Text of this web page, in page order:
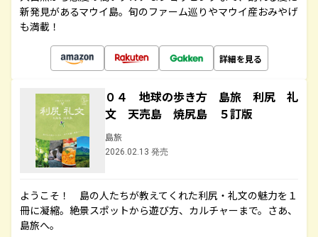
新発見があるマウイ島。旬のファーム巡りやマウイ産おみやげ
も満載！
詳細を見る
０４ 地球の歩き方 島旅 利尻 礼
文 天売島 焼尻島 ５訂版
島旅
2026.02.13 発売
ようこそ！ 島の人たちが教えてくれた利尻・礼文の魅力を１
冊に凝縮。絶景スポットから遊び方、カルチャーまで。さあ、
島旅へ。